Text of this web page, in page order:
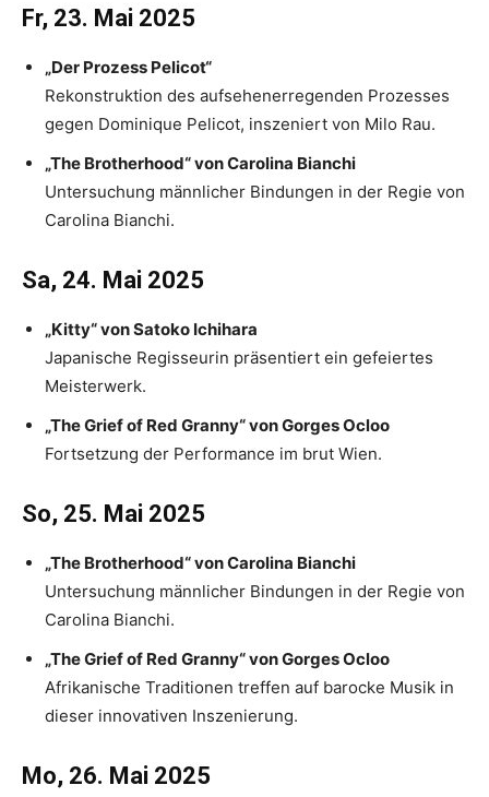
Fr, 23. Mai 2025
„Der Prozess Pelicot“
Rekonstruktion des aufsehenerregenden Prozesses
gegen Dominique Pelicot, inszeniert von Milo Rau.
„The Brotherhood“ von Carolina Bianchi
Untersuchung männlicher Bindungen in der Regie von
Carolina Bianchi.
Sa, 24. Mai 2025
„Kitty“ von Satoko Ichihara
Japanische Regisseurin präsentiert ein gefeiertes
Meisterwerk.
„The Grief of Red Granny“ von Gorges Ocloo
Fortsetzung der Performance im brut Wien.
So, 25. Mai 2025
„The Brotherhood“ von Carolina Bianchi
Untersuchung männlicher Bindungen in der Regie von
Carolina Bianchi.
„The Grief of Red Granny“ von Gorges Ocloo
Afrikanische Traditionen treffen auf barocke Musik in
dieser innovativen Inszenierung.
Mo, 26. Mai 2025